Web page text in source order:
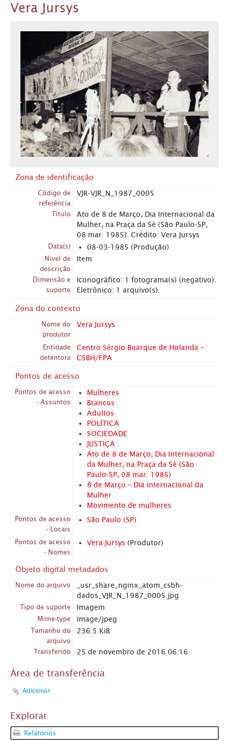
Vera Jursys
Zona de identificação
Código de
referência
VJR-VJR_N_1987_0005
Título
Ato de 8 de Março, Dia Internacional da
Mulher, na Praça da Sé (São Paulo-SP,
08 mar. 1985). Crédito: Vera Jursys
Data(s) 08-03-1985 (Produção)
Nível de
descrição
Item
Dimensão e
suporte
Iconográfico: 1 fotograma(s) (negativo).
Eletrônico: 1 arquivo(s).
Zona do contexto
Nome do
produtor
Vera Jursys
Entidade
detentora
Centro Sérgio Buarque de Holanda –
CSBH/FPA
Pontos de acesso
Pontos de acesso
- Assuntos
Mulheres
Brancos
Adultos
POLÍTICA
SOCIEDADE
JUSTIÇA
Ato de 8 de Março, Dia Internacional
da Mulher, na Praça da Sé (São
Paulo-SP, 08 mar. 1985)
8 de Março – Dia Internacional da
Mulher
Movimento de mulheres
Pontos de acesso
- Locais
São Paulo (SP)
Pontos de acesso
- Nomes
Vera Jursys (Produtor)
Objeto digital metadados
Nome do arquivo
_usr_share_nginx_atom_csbh-
dados_VJR_N_1987_0005.jpg
Tipo de suporte Imagem
Mime-type image/jpeg
Tamanho do
arquivo
236.5 KiB
Transferido 25 de novembro de 2016 06:16
Área de transferência
Adicionar
Explorar
Relatórios